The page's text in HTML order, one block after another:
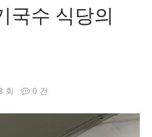
발을 지금 바로 의뢰하세요
을 지금 바로 의뢰하세요
을 지금 바로 의뢰하세요
국수 식당의
회 0 건